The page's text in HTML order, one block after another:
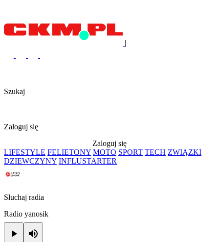
|
Szukaj
Zaloguj się
Zaloguj się
LIFESTYLE FELIETONY MOTO SPORT TECH ZWIĄZKI
DZIEWCZYNY INFLUSTARTER
Słuchaj radia
Radio yanosik
Play